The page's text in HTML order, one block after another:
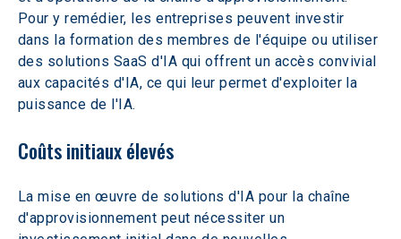
Pour y remédier, les entreprises peuvent investir
dans la formation des membres de l'équipe ou utiliser
des solutions SaaS d'IA qui offrent un accès convivial
aux capacités d'IA, ce qui leur permet d'exploiter la
puissance de l'IA.
Coûts initiaux élevés
La mise en œuvre de solutions d'IA pour la chaîne
d'approvisionnement peut nécessiter un